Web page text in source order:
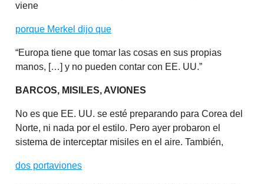
viene
porque Merkel dijo que
“Europa tiene que tomar las cosas en sus propias
manos, […] y no pueden contar con EE. UU.”
BARCOS, MISILES, AVIONES
No es que EE. UU. se esté preparando para Corea del
Norte, ni nada por el estilo. Pero ayer probaron el
sistema de interceptar misiles en el aire. También,
dos portaviones